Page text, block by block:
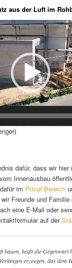
aus der Luft im
dafür, dass wir hier
Innenausbau
im Privat-Bereich
Freunde und Familie
eine E-Mail oder
auf der
bauen, heißt die Gegenwart
erzeugen, das dem